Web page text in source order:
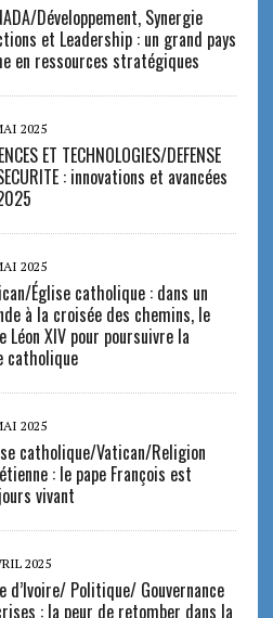
Développement, Synergie
et Leadership : un grand pays
en ressources stratégiques
2025
ET TECHNOLOGIES/DEFENSE
: innovations et avancées
2025
Église catholique : dans un
à la croisée des chemins, le
Léon XIV pour poursuivre la
catholique
2025
catholique/Vatican/Religion
: le pape François est
vivant
2025
d’Ivoire/ Politique/ Gouvernance
: la peur de retomber dans la